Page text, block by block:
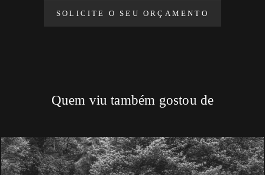
SOLICITE O SEU ORÇAMENTO
Quem viu também gostou de